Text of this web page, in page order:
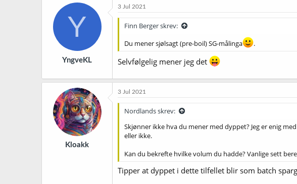
k
j
o
e
:
Y
YngveKL
3 Jul 2021
Finn Berger skrev:
Du mener sjølsagt (pre-boil) SG-målinga
.
Selvfølgelig mener jeg det
Kloakk
3 Jul 2021
Nordlands skrev:
Skjønner ikke hva du mener med dyppet? Jeg er enig med
eller ikke.
Kan du bekrefte hvilke volum du hadde? Vanlige sett
Tipper at dyppet i dette tilfellet blir som batch